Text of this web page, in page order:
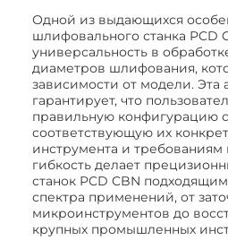
Одной из выдающихся
шлифовального станка PCD
универсальность в
диаметров шлифования,
зависимости от модели. Эта
гарантирует, что
правильную конфигурацию
соответствующую их
инструмента и
гибкость делает
станок PCD CBN
спектра применений, от
микроинструментов до
крупных промышленных